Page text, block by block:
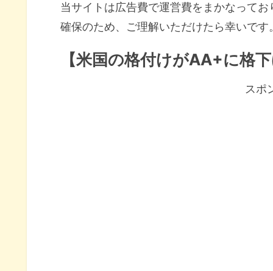
当サイトは広告費で運営費をまかなって
確保のため、ご理解いただけたら幸いです
【米国の格付けがAA+に格
スポ